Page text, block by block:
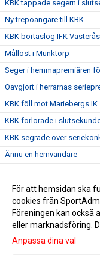
KBK tappade segern i
Ny trepoängare till KBK
KBK bortaslog IFK Västerås
Mållöst i Munktorp
Seger i hemmapremiären
Oavgjort i herrarnas
KBK föll mot Mariebergs IK
KBK förlorade i
KBK segrade över
Ännu en hemvändare
Nyförvärv #2
Nyförvärv till seniorlaget!
För att hemsidan ska
cookies från
Föreningen kan också
eller marknadsföring.
Anpassa dina val